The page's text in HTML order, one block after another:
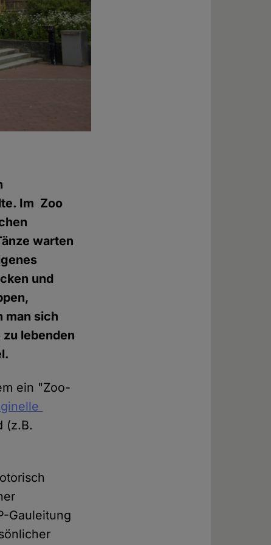
Im Zoo
warten
und
man sich
lebenden
ein "Zoo-
(z.B.
Gauleitung